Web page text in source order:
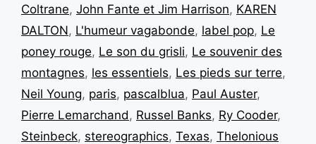
Coltrane, John Fante et Jim Harrison, KAREN
DALTON, L'humeur vagabonde, label pop, Le
poney rouge, Le son du grisli, Le souvenir des
montagnes, les essentiels, Les pieds sur terre,
Neil Young, paris, pascalblua, Paul Auster,
Pierre Lemarchand , Russel Banks, Ry Cooder,
Steinbeck, stereographics, Texas, Thelonious